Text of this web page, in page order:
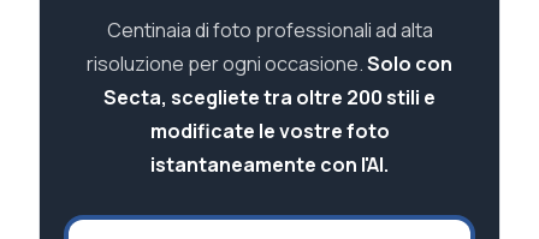
Centinaia di foto professionali ad alta
risoluzione per ogni occasione.Solo con
Secta, scegliete tra oltre 200 stili e
modificate le vostre foto
istantaneamente con l'AI.